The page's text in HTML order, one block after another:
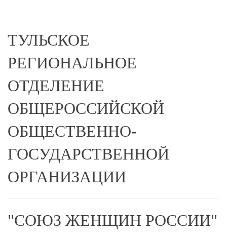
ТУЛЬСКОЕ
РЕГИОНАЛЬНОЕ
ОТДЕЛЕНИЕ
ОБЩЕРОССИЙСКОЙ
ОБЩЕСТВЕННО-
ГОСУДАРСТВЕННОЙ
ОРГАНИЗАЦИИ
"СОЮЗ ЖЕНЩИН РОССИИ"